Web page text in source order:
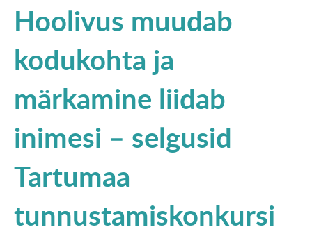
INVESTOR
TUTVUSTUS
UUDISED
English
Hoolivus muudab
kodukohta ja
märkamine liidab
inimesi – selgusid
Tartumaa
tunnustamiskonkursi